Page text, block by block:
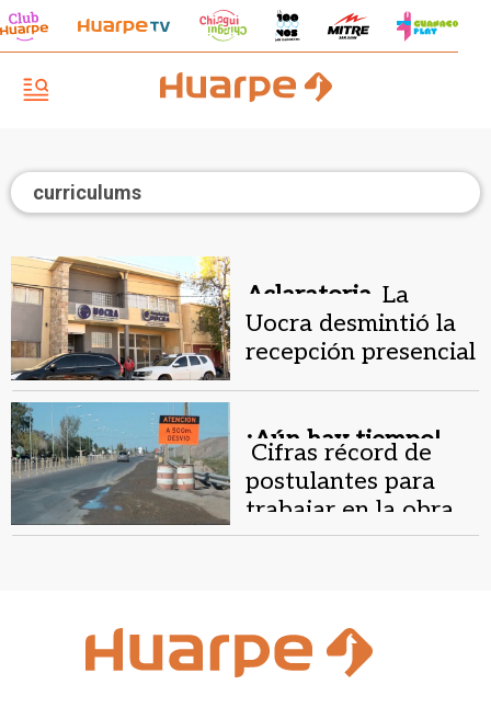
curriculums
Aclaratoria. La
Uocra desmintió la
recepción presencial
¡Aún hay tiempo!.
Cifras récord de
postulantes para
trabajar en la obra
de la Ruta 40